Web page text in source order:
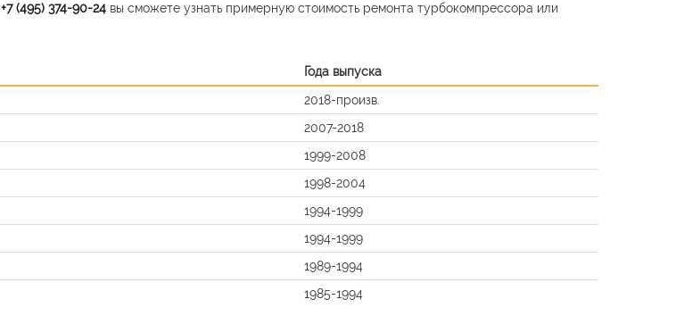
+7 (495) 374-90-24 вы сможете узнать примерную стоимость ремонта турбокомпрессора или
Года выпуска
2018-произв.
2007-2018
1999-2008
1998-2004
1994-1999
1994-1999
1989-1994
1985-1994